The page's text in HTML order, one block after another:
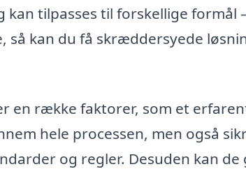
tilpasses til forskellige formål
kan du få skræddersyede
en række faktorer, som et
hele processen, men også
og regler. Desuden kan de